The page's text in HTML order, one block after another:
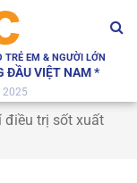
TRẺ EM & NGƯỜI LỚN
ĐẦU VIỆT NAM *
2025
điều trị sốt xuất